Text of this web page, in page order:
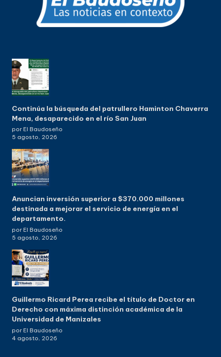
Continúa la búsqueda del patrullero Haminton Chaverra
Mena, desaparecido en el río San Juan
por El Baudoseño
5 agosto, 2026
Anuncian inversión superior a $370.000 millones
destinada a mejorar el servicio de energía en el
departamento.
por El Baudoseño
5 agosto, 2026
Guillermo Ricard Perea recibe el título de Doctor en
Derecho con máxima distinción académica de la
Universidad de Manizales
por El Baudoseño
4 agosto, 2026